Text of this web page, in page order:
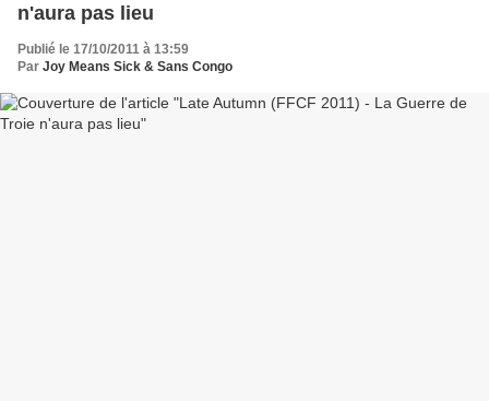
n'aura pas lieu
Publié le 17/10/2011 à 13:59
Par Joy Means Sick & Sans Congo